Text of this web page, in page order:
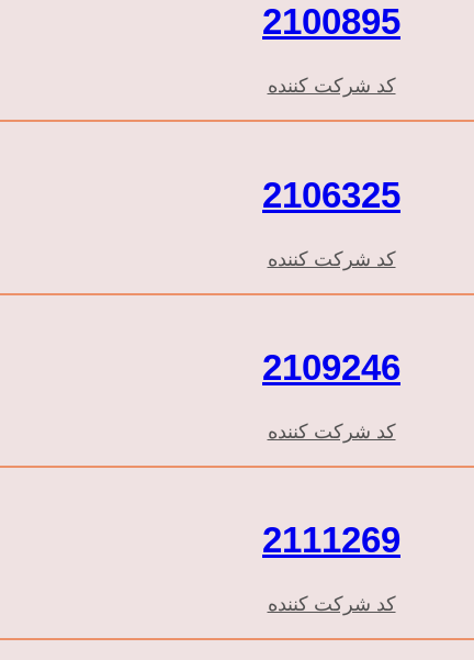
2100895
کد شرکت کننده
2106325
کد شرکت کننده
2109246
کد شرکت کننده
2111269
کد شرکت کننده